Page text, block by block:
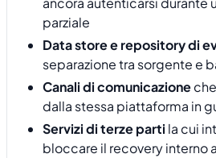
parziale
Data store e repository di
separazione tra sorgente e
Canali di comunicazione
dalla stessa piattaforma in
Servizi di terze parti la cui
bloccare il recovery interno